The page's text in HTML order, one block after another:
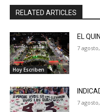
RELATED ARTICLES
Hoy Escriben
EL
7
7